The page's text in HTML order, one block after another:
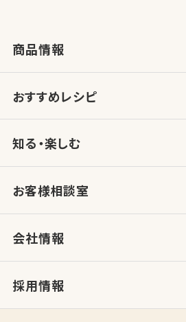
商品情報
おすすめレシピ
知る・楽しむ
お客様相談室
会社情報
採用情報